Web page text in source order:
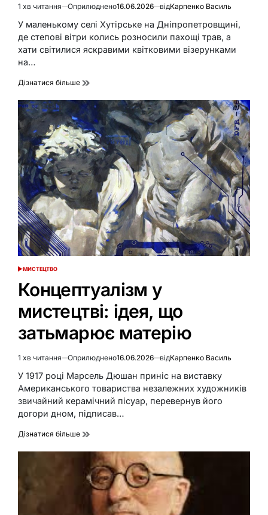
Орієнтовний
час
1 хв читання Оприлюднено16.06.2026 відКарпенко Василь
У маленькому селі Хутірське на Дніпропетровщині,
де степові вітри колись розносили пахощі трав, а
хати світилися яскравими квітковими візерунками
на…
Дізнатися більше
ОПУБЛІКУВАТИ
МИСТЕЦТВО
Концептуалізм у
мистецтві: ідея, що
затьмарює матерію
Орієнтовний
час
читання
1 хв читання Оприлюднено16.06.2026 відКарпенко Василь
У 1917 році Марсель Дюшан приніс на виставку
Американського товариства незалежних художників
звичайний керамічний пісуар, перевернув його
догори дном, підписав…
Дізнатися більше